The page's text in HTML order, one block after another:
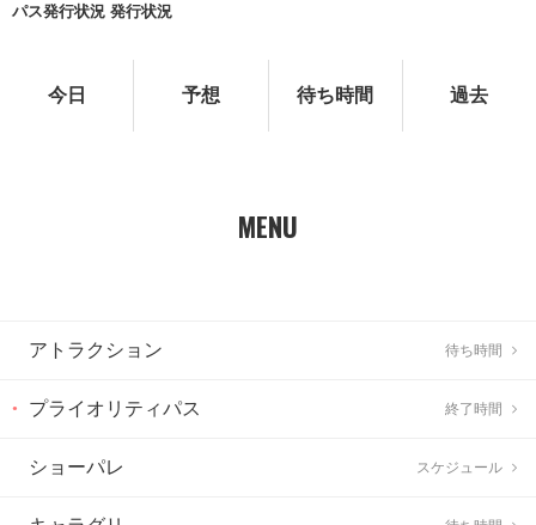
パス発行状況 発行状況
今日 予想 待ち時間 過去
MENU
アトラクション 待ち時間
プライオリティパス 終了時間
ショーパレ スケジュール